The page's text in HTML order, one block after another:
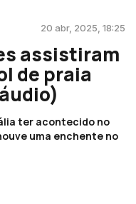
20 abr, 2025, 18:25
assistiram
de praia
ter acontecido no
uma enchente no